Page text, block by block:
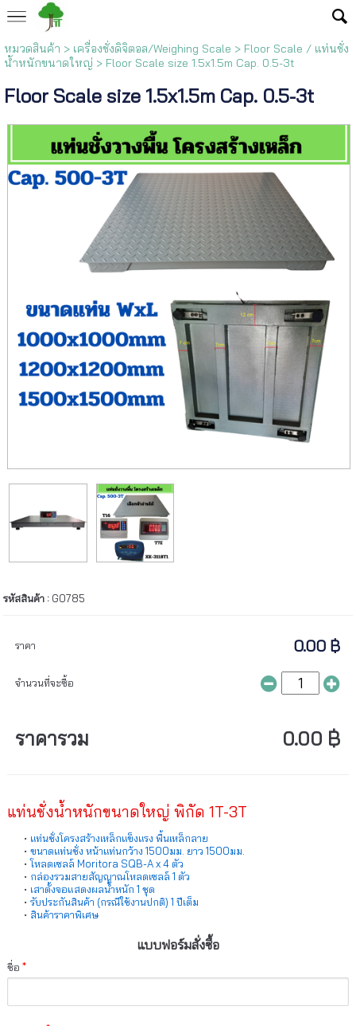
หมวดสินค้า > เครื่องชั่งดิจิตอล/Weighing Scale > Floor Scale / แท่นชั่ง
น้ำหนักขนาดใหญ่ > Floor Scale size 1.5x1.5m Cap. 0.5-3t
Floor Scale size 1.5x1.5m Cap. 0.5-3t
รหัสสินค้า : G0785
ราคา 0.00 ฿
จำนวนที่จะซื้อ
ราคารวม 0.00 ฿
แท่นชั่งน้ำหนักขนาดใหญ่ พิกัด 1T-3T
แท่นชั่งโครงสร้างเหล็กแข็งแรง พื้นเหล็กลาย
ขนาดแท่นชั่ง หน้าแท่นกว้าง 1500มม. ยาว 1500มม.
โหลดเซลล์ Moritora SQB-A x 4 ตัว
กล่องรวมสายสัญญาณโหลดเซลล์ 1 ตัว
เสาตั้งจอแสดงผลน้ำหนัก 1 ชุด
รับประกันสินค้า (กรณีใช้งานปกติ) 1 ปีเต็ม
สินค้าราคาพิเศษ
แบบฟอร์มสั่งซื้อ
ชื่อ*